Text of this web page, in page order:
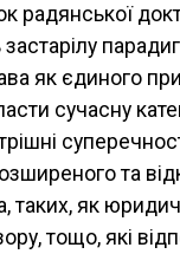
радянської
як єдиного
сучасну
та
таких, як
тощо, які